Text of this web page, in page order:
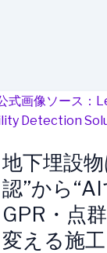
地下埋設
認”から“AI
GPR・点
変える施
地
下
設
物
は“掘
っ
て